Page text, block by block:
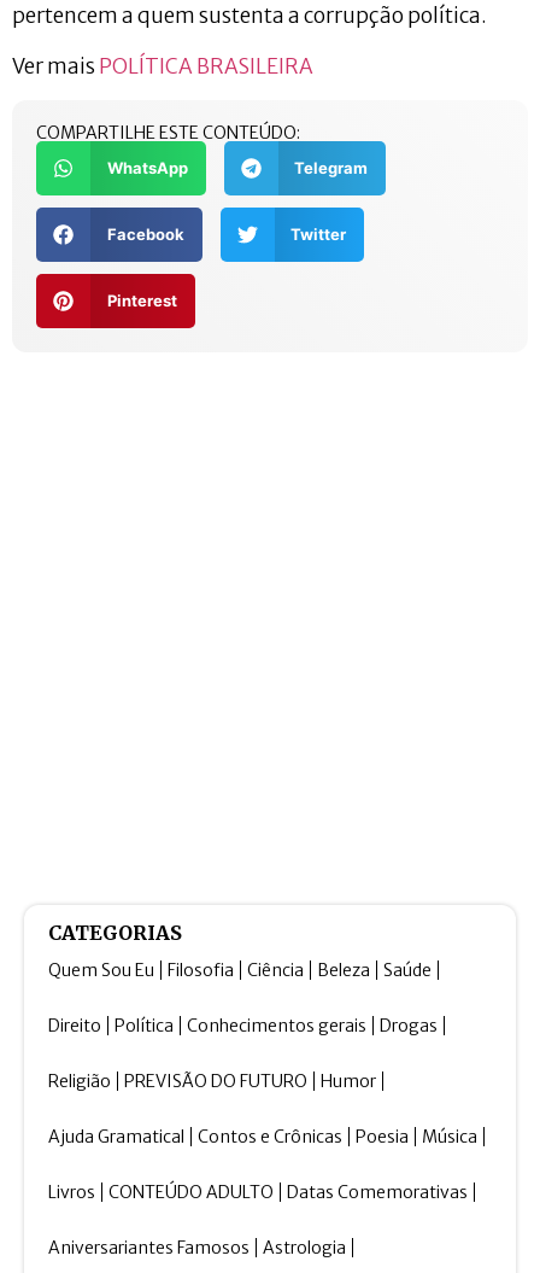
pertencem a quem sustenta a corrupção política.
Ver mais POLÍTICA BRASILEIRA
COMPARTILHE ESTE CONTEÚDO:
WhatsApp Telegram
Facebook Twitter
Pinterest
CATEGORIAS
Quem Sou Eu Filosofia Ciência Beleza Saúde
Direito Política Conhecimentos gerais Drogas
Religião PREVISÃO DO FUTURO Humor
Ajuda Gramatical Contos e Crônicas Poesia Música
Livros CONTEÚDO ADULTO Datas Comemorativas
Aniversariantes Famosos Astrologia